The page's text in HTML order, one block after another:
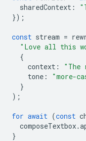
sharedContext :
});
const stream =
"Love all this
{
context :
"The
tone : "more-
}
);
for await (const
composeTextbox.
}